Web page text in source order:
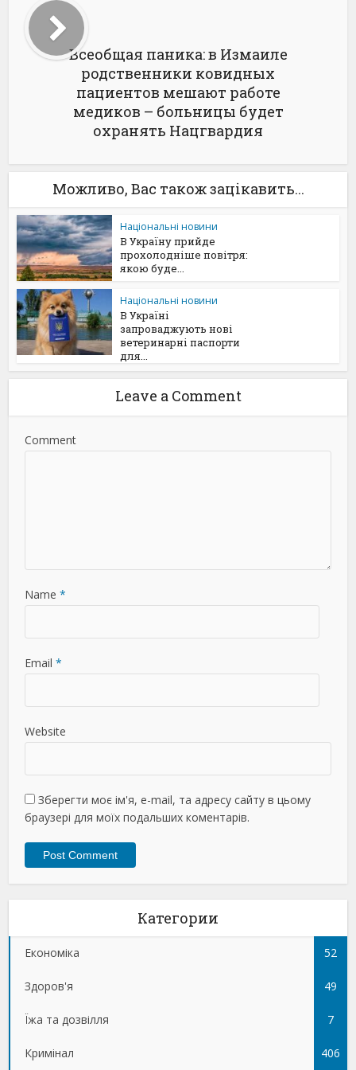
Всеобщая паника: в Измаиле
родственники ковидных
пациентов мешают работе
медиков – больницы будет
охранять Нацгвардия
Можливо, Вас також зацікавить...
Національні новини
В Україну прийде
прохолодніше повітря:
якою буде...
Національні новини
В Україні
запроваджують нові
ветеринарні паспорти
для...
Leave a Comment
Comment
Name *
Email *
Website
Зберегти моє ім'я, e-mail, та адресу сайту в цьому
браузері для моїх подальших коментарів.
Категории
Економіка 52
Здоров'я 49
Їжа та дозвілля 7
Кримінал 406